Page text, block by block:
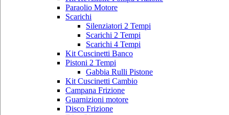
Paraolio Motore
Scarichi
Silenziatori 2 Tempi
Scarichi 2 Tempi
Scarichi 4 Tempi
Kit Cuscinetti Banco
Pistoni 2 Tempi
Gabbia Rulli Pistone
Kit Cuscinetti Cambio
Campana Frizione
Guarnizioni motore
Disco Frizione